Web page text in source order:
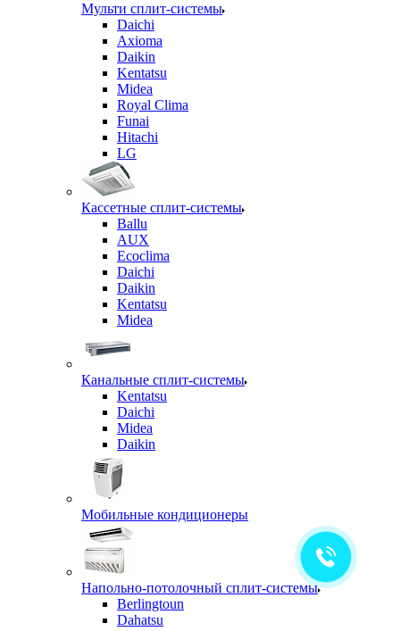
Мульти сплит-системы
Daichi
Axioma
Daikin
Kentatsu
Midea
Royal Clima
Funai
Hitachi
LG
Кассетные сплит-системы
Ballu
AUX
Ecoclima
Daichi
Daikin
Kentatsu
Midea
Канальные сплит-системы
Kentatsu
Daichi
Midea
Daikin
Мобильные кондиционеры
Напольно-потолочный сплит-системы
Berlingtoun
Dahatsu